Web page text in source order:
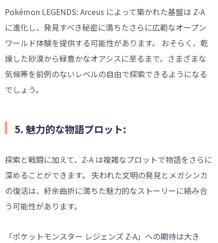
Pokémon LEGENDS: Arceus によって築かれた基盤は Z-A
に進化し、発見すべき秘密に満ちたさらに広範なオープン
ワールド体験を提供する可能性があります。 おそらく、乾
燥した砂漠から緑豊かなオアシスに至るまで、さまざまな
気候帯を前例のないレベルの自由で探索できるようになる
でしょう。
5. 魅力的な物語プロット:
探索と戦闘に加えて、Z-A は複雑なプロットで物語をさらに
深めることができます。 失われた文明の発見とメガシンカ
の復活は、紆余曲折に満ちた魅力的なストーリーに絡み合
う可能性があります。
「ポケットモンスター レジェンズ Z-A」への期待は大き